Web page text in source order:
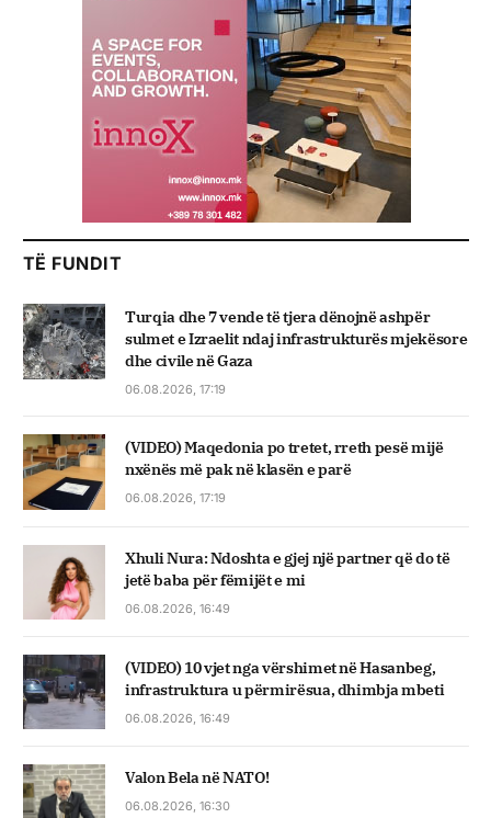
TË FUNDIT
Turqia dhe 7 vende të tjera dënojnë ashpër
sulmet e Izraelit ndaj infrastrukturës mjekësore
dhe civile në Gaza
06.08.2026, 17:19
(VIDEO) Maqedonia po tretet, rreth pesë mijë
nxënës më pak në klasën e parë
06.08.2026, 17:19
Xhuli Nura: Ndoshta e gjej një partner që do të
jetë baba për fëmijët e mi
06.08.2026, 16:49
(VIDEO) 10 vjet nga vërshimet në Hasanbeg,
infrastruktura u përmirësua, dhimbja mbeti
06.08.2026, 16:49
Valon Bela në NATO!
06.08.2026, 16:30